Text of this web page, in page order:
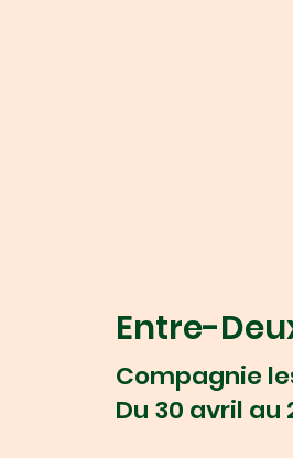
Entre-
Compagnie
Du 30 avril au